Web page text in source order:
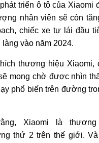
triển ô tô của Xiaomi
nhân viên sẽ còn
chiếc xe tự lái đầu
vào năm 2024.
thương hiệu Xiaomi,
mong chờ được nhìn
phổ biến trên đường
Xiaomi là
thứ 2 trên thế giới.